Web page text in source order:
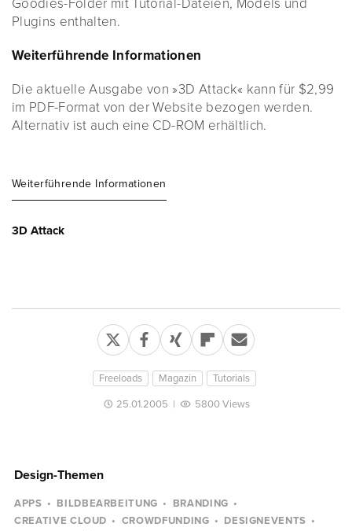
Goodies-Folder mit Tutorial-Dateien, Models und
Plugins enthalten.
Weiterführende Informationen
Die aktuelle Ausgabe von »3D Attack« kann für $2,99
im PDF-Format von der Website bezogen werden.
Alternativ ist auch eine CD-ROM erhältlich.
Weiterführende Informationen
3D Attack
Freeloads Magazin Tutorials
25.01.2005 | 5800 Views
Design-Themen
APPS BILDBEARBEITUNG
BRANDING
CREATIVE CLOUD
CROWDFUNDING
DESIGNEVENTS